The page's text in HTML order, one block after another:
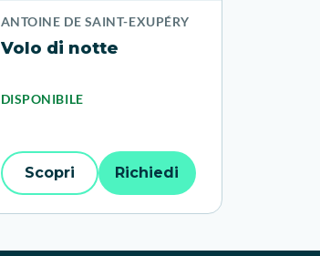
ANTOINE DE SAINT-EXUPÉRY
Volo di notte
DISPONIBILE
Scopri Richiedi